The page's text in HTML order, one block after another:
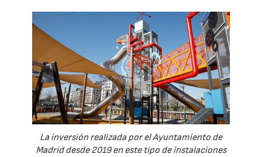
La inversión realizada por el Ayuntamiento de
Madrid desde 2019 en este tipo de instalaciones